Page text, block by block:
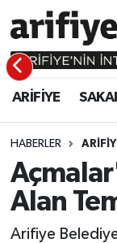
ARİFİYE
HABERLER
Alan
Arifiye
ARİFİYE
SAKARYA
GÜNDEM
EĞİTİM
ASAYİŞ
ARİFİYE
GÜNDEM
EĞİTİM
EKONOMİ
ASAYİŞ
Sakarya
Sakarya
Sakarya
Süper Lig
Tüm